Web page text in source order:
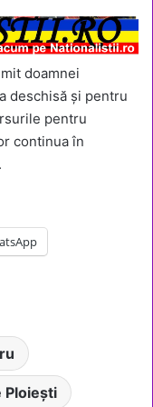
doamnei
deschisă și pentru
pentru
continua în
Ploiești